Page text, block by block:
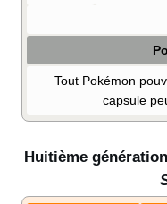
—
Tout Pokémon
capsule
Huitième